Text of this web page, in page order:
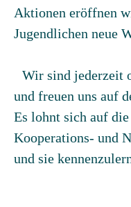
Aktionen eröffnen
Jugendlichen neue
Wir sind jederzeit
und freuen uns auf
Es lohnt sich auf
Kooperations- und
und sie